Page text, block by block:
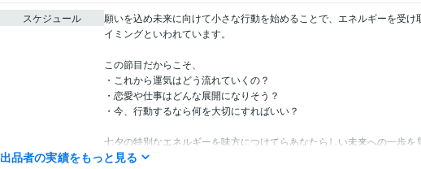
スケジュール
願いを込め未来に向けて小さな行動を始めることで、エネルギーを受け
イミングといわれています。
この節目だからこそ、
・これから運気はどう流れていくの？
・恋愛や仕事はどんな展開になりそう？
・今、行動するなら何を大切にすればいい？
七夕の特別なエネルギーを味方につけてらあなたらしい未来への一歩を
ましょう✨
出品者の実績をもっと見る